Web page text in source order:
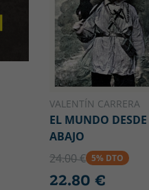
VALENTÍN CARRERA
EL MUNDO DESDE
ABAJO
24.00 € 5% DTO
22.80 €